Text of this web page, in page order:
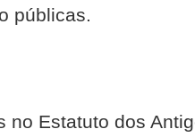
públicas.
no Estatuto dos